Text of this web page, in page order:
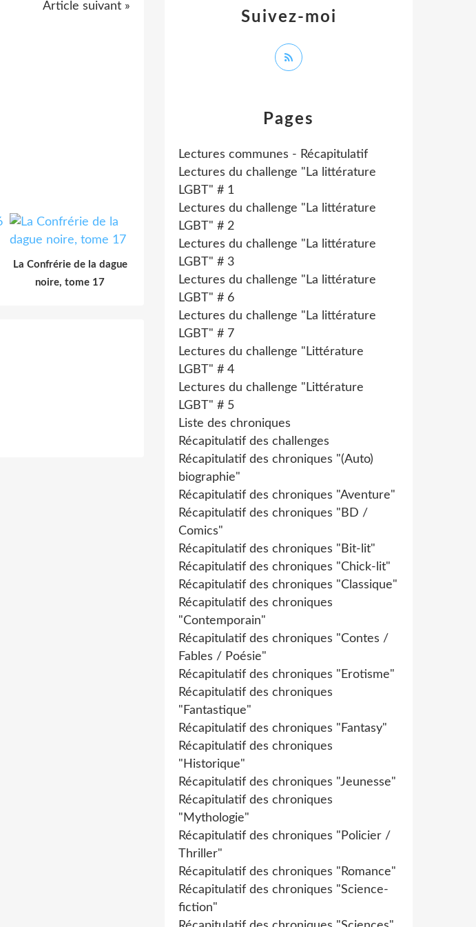
Article suivant »
La Confrérie de la dague
noire, tome 17
Pages
Lectures communes - Récapitulatif
Lectures du challenge "La littérature
LGBT" # 1
Lectures du challenge "La littérature
LGBT" # 2
Lectures du challenge "La littérature
LGBT" # 3
Lectures du challenge "La littérature
LGBT" # 6
Lectures du challenge "La littérature
LGBT" # 7
Lectures du challenge "Littérature
LGBT" # 4
Lectures du challenge "Littérature
LGBT" # 5
Liste des chroniques
Récapitulatif des challenges
Récapitulatif des chroniques "(Auto)
biographie"
Récapitulatif des chroniques "Aventure"
Récapitulatif des chroniques "BD /
Comics"
Récapitulatif des chroniques "Bit-lit"
Récapitulatif des chroniques "Chick-lit"
Récapitulatif des chroniques "Classique"
Récapitulatif des chroniques
"Contemporain"
Récapitulatif des chroniques "Contes /
Fables / Poésie"
Récapitulatif des chroniques "Erotisme"
Récapitulatif des chroniques
"Fantastique"
Récapitulatif des chroniques "Fantasy"
Récapitulatif des chroniques
"Historique"
Récapitulatif des chroniques "Jeunesse"
Récapitulatif des chroniques
"Mythologie"
Récapitulatif des chroniques "Policier /
Thriller"
Récapitulatif des chroniques "Romance"
Récapitulatif des chroniques "Science-
fiction"
Suivez-moi